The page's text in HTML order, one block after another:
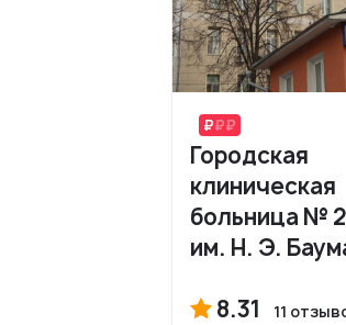
Городская
клиническая
больница №
им. Н. Э.
8.31 11